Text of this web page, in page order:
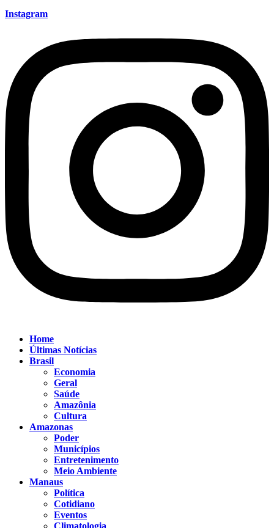
Instagram
Home
Últimas Notícias
Brasil
Economia
Geral
Saúde
Amazônia
Cultura
Amazonas
Poder
Municípios
Entretenimento
Meio Ambiente
Manaus
Política
Cotidiano
Eventos
Climatologia